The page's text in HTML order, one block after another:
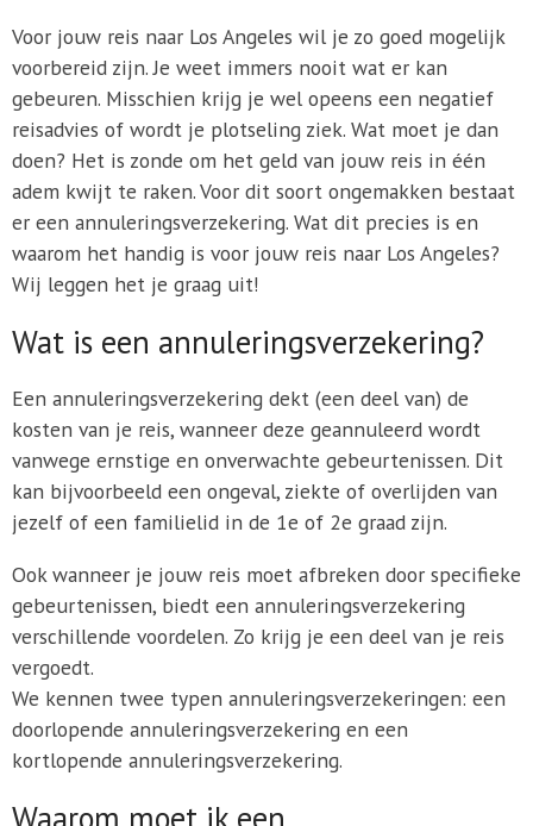
Voor jouw reis naar Los Angeles wil je zo goed mogelijk
voorbereid zijn. Je weet immers nooit wat er kan
gebeuren. Misschien krijg je wel opeens een negatief
reisadvies of wordt je plotseling ziek. Wat moet je dan
doen? Het is zonde om het geld van jouw reis in één
adem kwijt te raken. Voor dit soort ongemakken bestaat
er een annuleringsverzekering. Wat dit precies is en
waarom het handig is voor jouw reis naar Los Angeles?
Wij leggen het je graag uit!
Wat is een annuleringsverzekering?
Een annuleringsverzekering dekt (een deel van) de
kosten van je reis, wanneer deze geannuleerd wordt
vanwege ernstige en onverwachte gebeurtenissen. Dit
kan bijvoorbeeld een ongeval, ziekte of overlijden van
jezelf of een familielid in de 1e of 2e graad zijn.
Ook wanneer je jouw reis moet afbreken door specifieke
gebeurtenissen, biedt een annuleringsverzekering
verschillende voordelen. Zo krijg je een deel van je reis
vergoedt.
We kennen twee typen annuleringsverzekeringen: een
doorlopende annuleringsverzekering en een
kortlopende annuleringsverzekering.
Waarom moet ik een